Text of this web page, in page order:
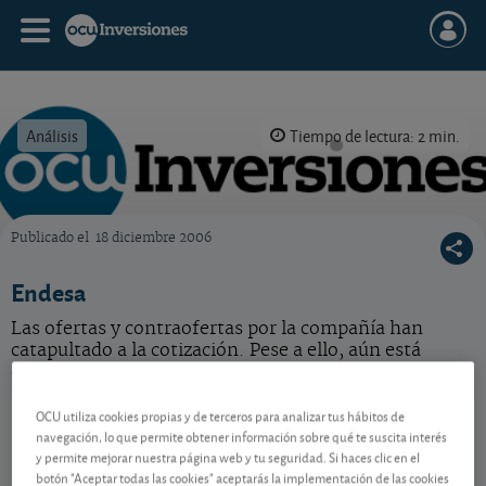
Análisis Tiempo de lectura: 2 min.
Publicado el 18 diciembre 2006
Endesa
Las ofertas y contraofertas por la compañía han
catapultado a la cotización. Pese a ello, aún está
Endesa
ES0130670112
07/08/2026 Madrid
42,24 EUR
-0,23 EUR (-0,54 %)
OCU utiliza cookies propias y de terceros para analizar tus hábitos de
navegación, lo que permite obtener información sobre qué te suscita interés
y permite mejorar nuestra página web y tu seguridad. Si haces clic en el
botón "Aceptar todas las cookies" aceptarás la implementación de las cookies